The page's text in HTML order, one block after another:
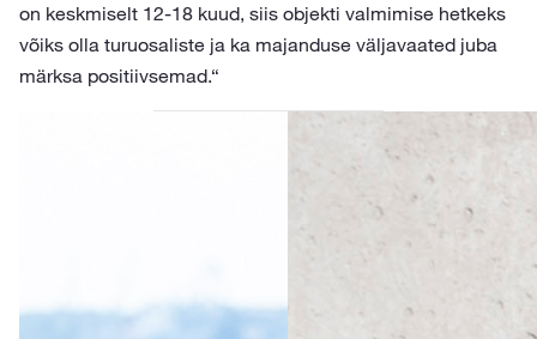
on keskmiselt 12-18 kuud, siis objekti valmimise hetkeks
võiks olla turuosaliste ja ka majanduse väljavaated juba
märksa positiivsemad.“